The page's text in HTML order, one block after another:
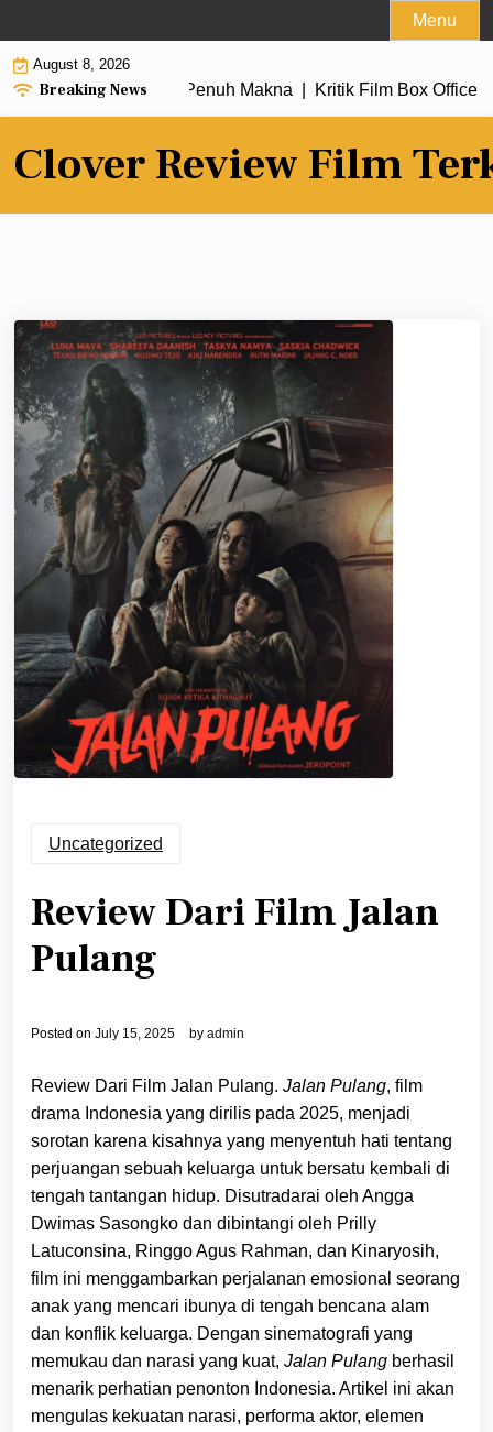
to
content
Menu
August 8, 2026
Breaking News
dengan Alur Cerita Penuh Makna |Kritik Film Box Office
Clover Review Film
Uncategorized
Review Dari Film Jalan
Pulang
Posted on July 15, 2025 by admin
Review Dari Film Jalan Pulang. Jalan Pulang, film
drama Indonesia yang dirilis pada 2025, menjadi
sorotan karena kisahnya yang menyentuh hati tentang
perjuangan sebuah keluarga untuk bersatu kembali di
tengah tantangan hidup. Disutradarai oleh Angga
Dwimas Sasongko dan dibintangi oleh Prilly
Latuconsina, Ringgo Agus Rahman, dan Kinaryosih,
film ini menggambarkan perjalanan emosional seorang
anak yang mencari ibunya di tengah bencana alam
dan konflik keluarga. Dengan sinematografi yang
memukau dan narasi yang kuat, Jalan Pulang berhasil
menarik perhatian penonton Indonesia. Artikel ini akan
mengulas kekuatan narasi, performa aktor, elemen